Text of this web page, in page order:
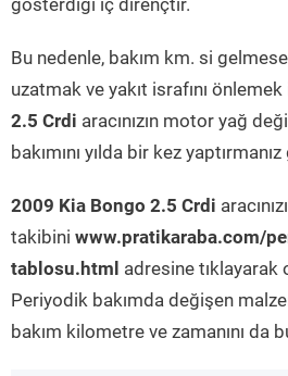
gösterdiği iç dirençtir.
Bu nedenle, bakım km. si
uzatmak ve yakıt israfını
2.5 Crdi aracınızın motor yağ
bakımını yılda bir kez
2009 Kia Bongo 2.5 Crdi
takibini www.pratikaraba.com/
tablosu.html adresine
Periyodik bakımda değişen
bakım kilometre ve zamanını da